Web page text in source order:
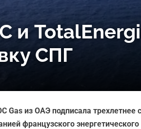
и
СПГ
Gas из ОАЭ подписала
французского